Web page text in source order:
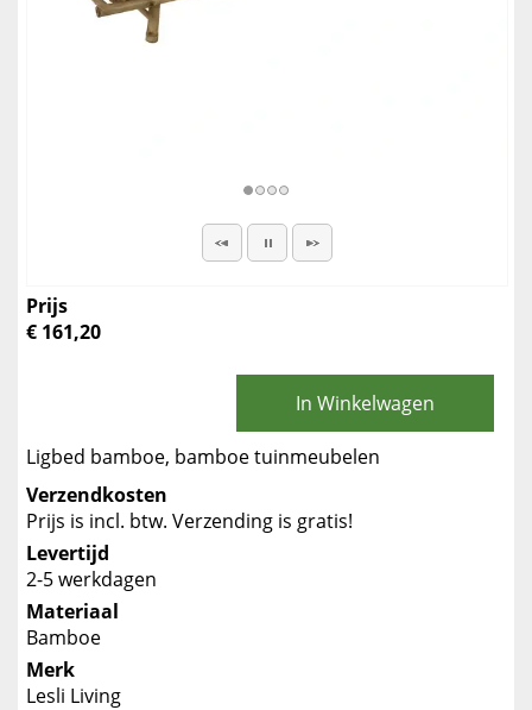
Prijs
€ 161,20
In Winkelwagen
Ligbed bamboe, bamboe tuinmeubelen
Verzendkosten
Prijs is incl. btw. Verzending is gratis!
Levertijd
2-5 werkdagen
Materiaal
Bamboe
Merk
Lesli Living